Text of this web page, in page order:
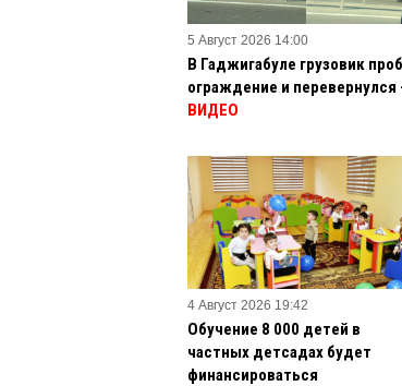
5 Август 2026 14:00
В Гаджигабуле грузовик
ограждение и перевернулся
ВИДЕО
4 Август 2026 19:42
Обучение 8 000 детей в
частных детсадах будет
финансироваться